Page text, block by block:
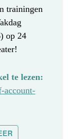
trainingen
op 24
te lezen:
account-